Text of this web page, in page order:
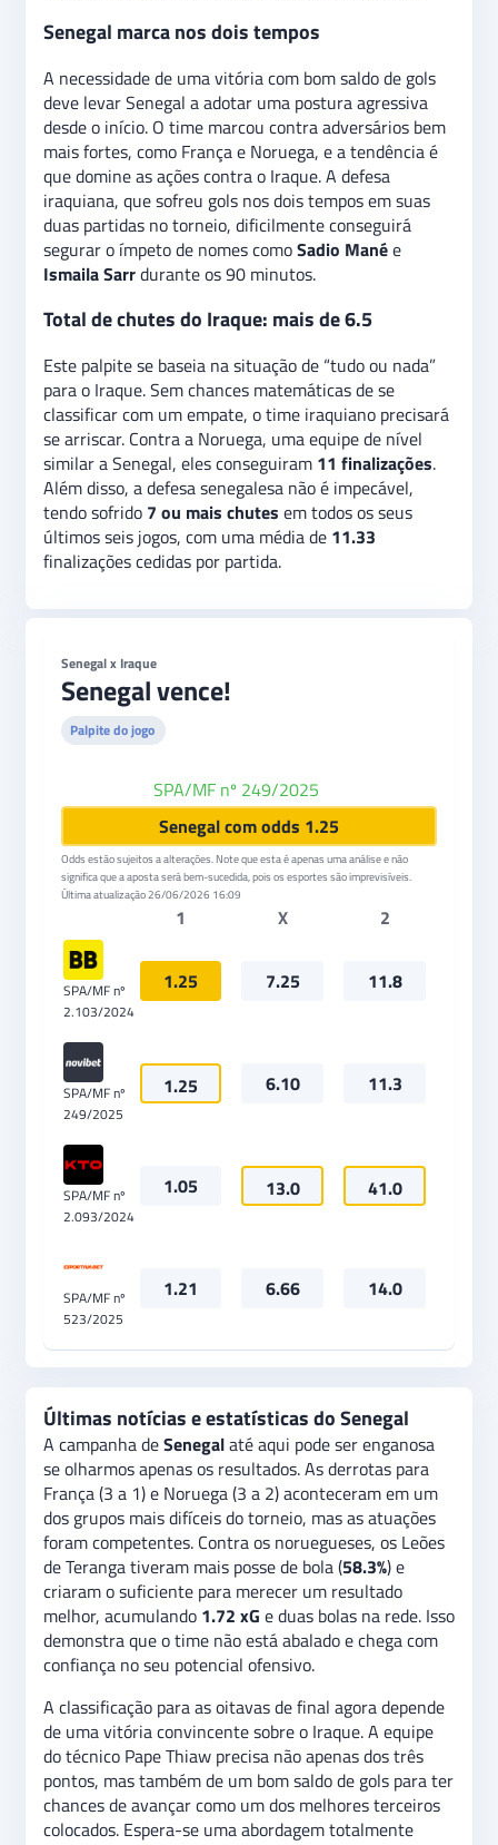
Senegal marca nos dois tempos
A necessidade de uma vitória com bom saldo de gols
deve levar Senegal a adotar uma postura agressiva
desde o início. O time marcou contra adversários bem
mais fortes, como França e Noruega, e a tendência é
que domine as ações contra o Iraque. A defesa
iraquiana, que sofreu gols nos dois tempos em suas
duas partidas no torneio, dificilmente conseguirá
segurar o ímpeto de nomes comoSadio Manée
Ismaila Sarrdurante os 90 minutos.
Total de chutes do Iraque: mais de 6.5
Este palpite se baseia na situação de “tudo ou nada”
para o Iraque. Sem chances matemáticas de se
classificar com um empate, o time iraquiano precisará
se arriscar. Contra a Noruega, uma equipe de nível
similar a Senegal, eles conseguiram 11 finalizações.
Além disso, a defesa senegalesa não é impecável,
tendo sofrido 7 ou mais chutes em todos os seus
últimos seis jogos, com uma média de 11.33
finalizações cedidas por partida.
Senegal x Iraque
Senegal vence!
Palpite do jogo
SPA/MF nº 249/2025
Senegal com odds 1.25
Odds estão sujeitos a alterações. Note que esta é apenas uma análise e não
significa que a aposta será bem-sucedida, pois os esportes são imprevisíveis.
Última atualização26/06/2026 16:09
1 X 2
SPA/MF nº
2.103/2024
1.25 7.25 11.8
SPA/MF nº
249/2025
1.25 6.10 11.3
SPA/MF nº
2.093/2024
1.05 13.0 41.0
SPA/MF nº
523/2025
1.21 6.66 14.0
Últimas notícias e estatísticas do Senegal
A campanha deSenegalaté aqui pode ser enganosa
se olharmos apenas os resultados. As derrotas para
França (3 a 1) e Noruega (3 a 2) aconteceram em um
dos grupos mais difíceis do torneio, mas as atuações
foram competentes. Contra os noruegueses, os Leões
de Teranga tiveram mais posse de bola (58.3%) e
criaram o suficiente para merecer um resultado
melhor, acumulando 1.72 xG e duas bolas na rede. Isso
demonstra que o time não está abalado e chega com
confiança no seu potencial ofensivo.
A classificação para as oitavas de final agora depende
de uma vitória convincente sobre o Iraque. A equipe
do técnico Pape Thiaw precisa não apenas dos três
pontos, mas também de um bom saldo de gols para ter
chances de avançar como um dos melhores terceiros
colocados. Espera-se uma abordagem totalmente